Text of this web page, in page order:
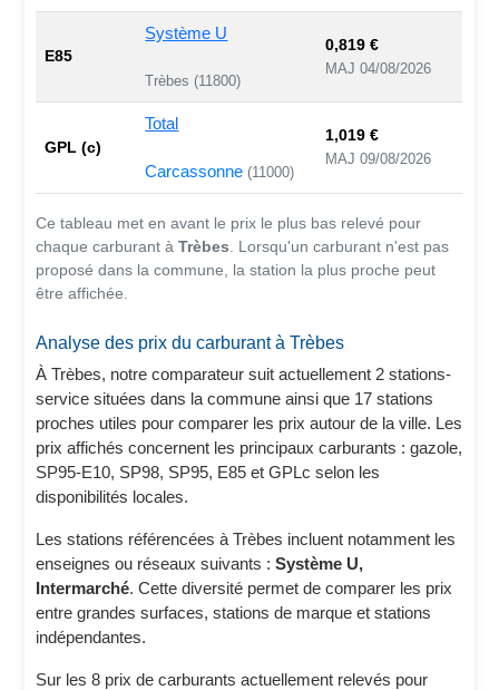
E85
Système U
Trèbes (11800)
0,819 €
MAJ 04/08/2026
GPL (c)
Total
Carcassonne(11000)
1,019 €
MAJ 09/08/2026
Ce tableau met en avant le prix le plus bas relevé pour
chaque carburant àTrèbes . Lorsqu'un carburant n'est pas
proposé dans la commune, la station la plus proche peut
être affichée.
Analyse des prix du carburant à Trèbes
À Trèbes, notre comparateur suit actuellement 2 stations-
service situées dans la commune ainsi que 17 stations
proches utiles pour comparer les prix autour de la ville. Les
prix affichés concernent les principaux carburants : gazole,
SP95-E10, SP98, SP95, E85 et GPLc selon les
disponibilités locales.
Les stations référencées à Trèbes incluent notamment les
enseignes ou réseaux suivants :Système U,
Intermarché. Cette diversité permet de comparer les prix
entre grandes surfaces, stations de marque et stations
indépendantes.
Sur les 8 prix de carburants actuellement relevés pour